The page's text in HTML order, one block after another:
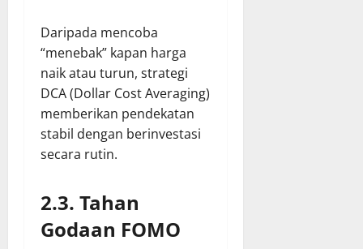
Daripada mencoba
“menebak” kapan harga
naik atau turun, strategi
DCA (Dollar Cost Averaging)
memberikan pendekatan
stabil dengan berinvestasi
secara rutin.
2.3. Tahan
Godaan FOMO